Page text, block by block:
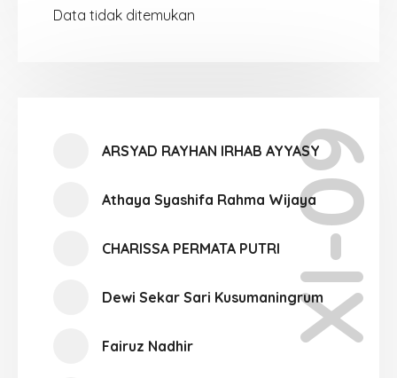
Data tidak ditemukan
XI-09
ARSYAD RAYHAN IRHAB AYYASY
Athaya Syashifa Rahma Wijaya
CHARISSA PERMATA PUTRI
Dewi Sekar Sari Kusumaningrum
Fairuz Nadhir